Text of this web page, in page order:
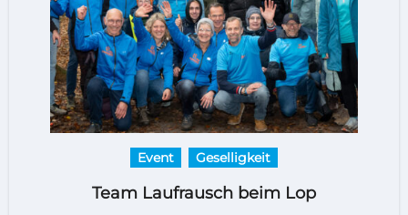
Event Geselligkeit
Team Laufrausch beim Lop